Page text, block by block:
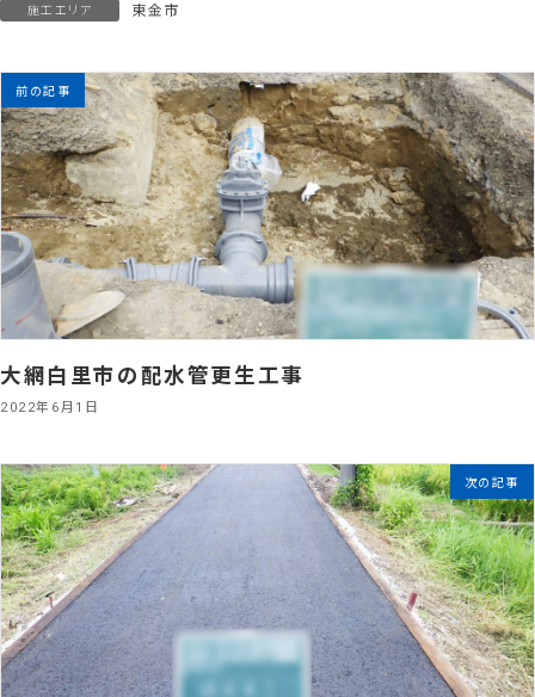
施工エリア 東金市
前の記事
大網白里市の配水管更生工事
2022年6月1日
次の記事